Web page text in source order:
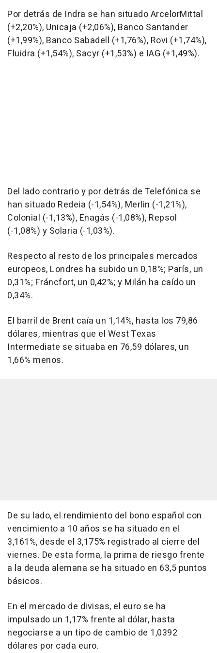
Por detrás de Indra se han situado ArcelorMittal
(+2,20%), Unicaja (+2,06%), Banco Santander
(+1,99%), Banco Sabadell (+1,76%), Rovi (+1,74%),
Fluidra (+1,54%), Sacyr (+1,53%) e IAG (+1,49%).
Del lado contrario y por detrás de Telefónica se
han situado Redeia (-1,54%), Merlin (-1,21%),
Colonial (-1,13%), Enagás (-1,08%), Repsol
(-1,08%) y Solaria (-1,03%).
Respecto al resto de los principales mercados
europeos, Londres ha subido un 0,18%; París, un
0,31%; Fráncfort, un 0,42%; y Milán ha caído un
0,34%.
El barril de Brent caía un 1,14%, hasta los 79,86
dólares, mientras que el West Texas
Intermediate se situaba en 76,59 dólares, un
1,66% menos.
De su lado, el rendimiento del bono español con
vencimiento a 10 años se ha situado en el
3,161%, desde el 3,175% registrado al cierre del
viernes. De esta forma, la prima de riesgo frente
a la deuda alemana se ha situado en 63,5 puntos
básicos.
En el mercado de divisas, el euro se ha
impulsado un 1,17% frente al dólar, hasta
negociarse a un tipo de cambio de 1,0392
dólares por cada euro.